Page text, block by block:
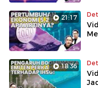
21:17
18:36